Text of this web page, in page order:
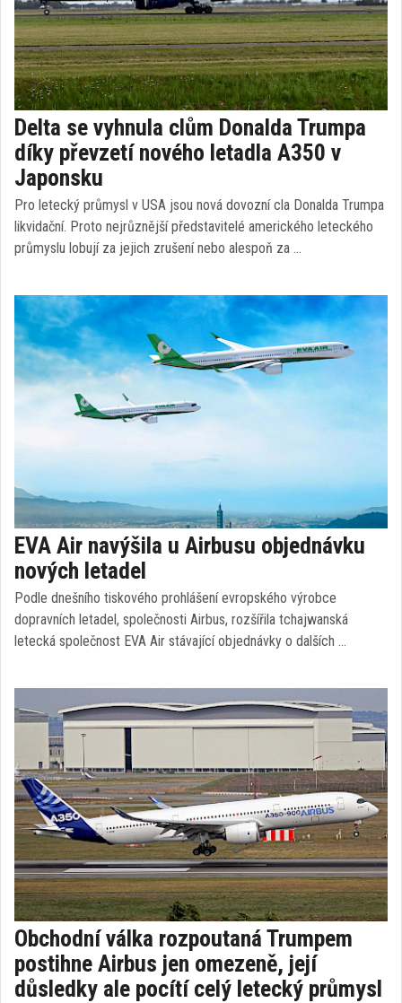
Delta se vyhnula clům Donalda Trumpa
díky převzetí nového letadla A350 v
Japonsku
Pro letecký průmysl v USA jsou nová dovozní cla Donalda Trumpa
likvidační. Proto nejrůznější představitelé amerického leteckého
průmyslu lobují za jejich zrušení nebo alespoň za …
EVA Air navýšila u Airbusu objednávku
nových letadel
Podle dnešního tiskového prohlášení evropského výrobce
dopravních letadel, společnosti Airbus, rozšířila tchajwanská
letecká společnost EVA Air stávající objednávky o dalších …
Obchodní válka rozpoutaná Trumpem
postihne Airbus jen omezeně, její
důsledky ale pocítí celý letecký průmysl